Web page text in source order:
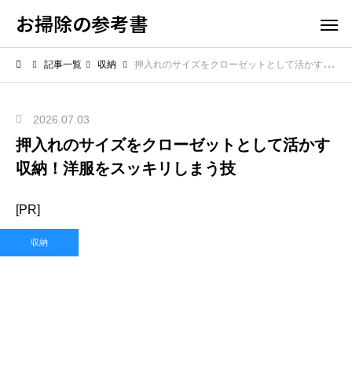
お掃除の参考書
記事一覧 収納 押入れのサイズをクローゼットとして活かす収納！洋服をスッキリしまう技
2026.07.03
押入れのサイズをクローゼットとして活かす
収納！洋服をスッキリしまう技
[PR]
収納